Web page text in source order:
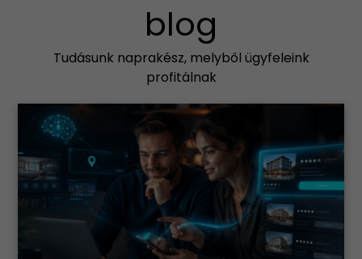
blog
Tudásunk naprakész, melyből ügyfeleink
profitálnak